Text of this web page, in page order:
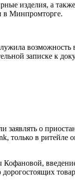
изделия, а
в Минпромторге.
возможность
записке к
о
только в ритейле